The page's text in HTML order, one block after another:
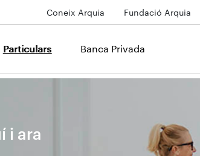
Coneix Arquia Fundació Arquia
Particulars Banca Privada
i ara